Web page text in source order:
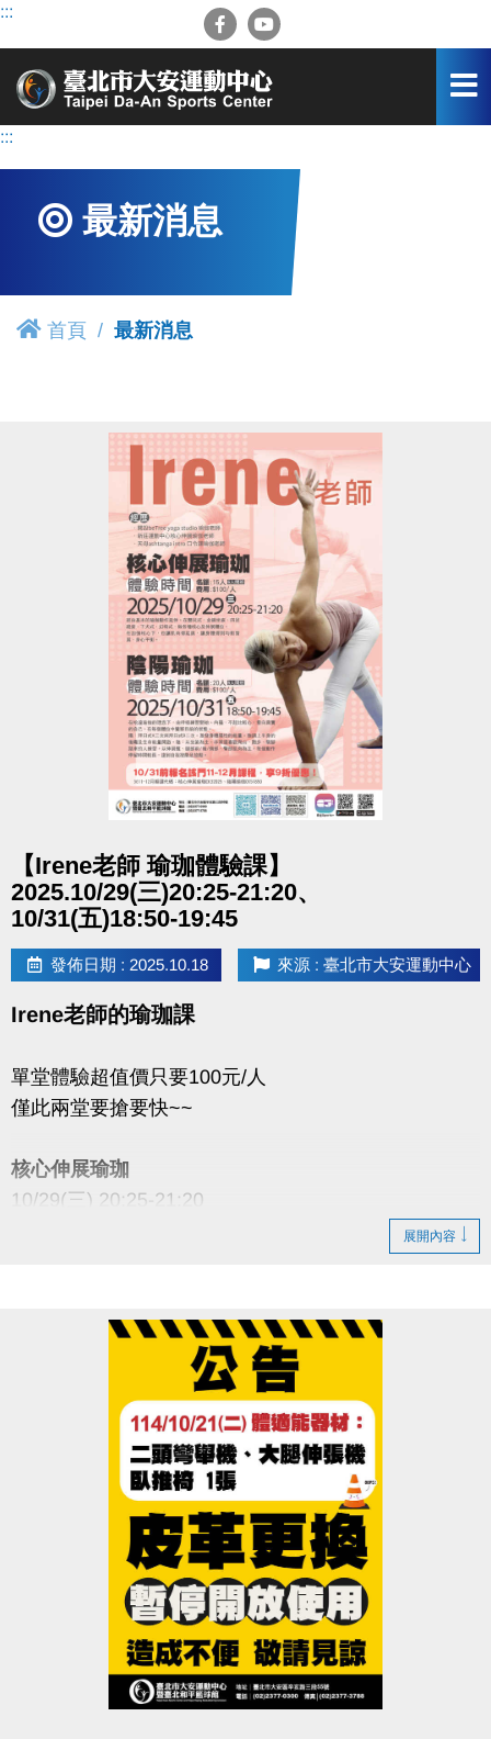
跳
容
:::
:::
最新消息
首頁 最新消息
【Irene老師 瑜珈體驗課】
2025.10/29(三)20:25-21:20、
10/31(五)18:50-19:45
發佈日期 : 2025.10.18 來源 : 臺北市大安運動中心
Irene老師的瑜珈課
單堂體驗超值價只要100元/人
僅此兩堂要搶要快~~
核心伸展瑜珈
10/29(三) 20:25-21:20
10/31(五) 18:50-19:45
兩門課程的11-12月期別課，也開放報名啦！
10/31前全面 九折優惠！
小編強力推薦：期課絕對比體驗課能學到更多東西
註冊、課程傳送門請點我 (新開視窗)
大安有APP囉!可以報名課程喔~
長佳Sports+ APP傳送門⬇
展開內容